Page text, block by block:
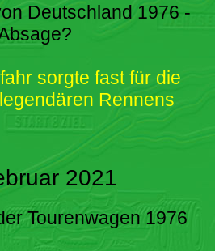
Deutschland 1976 -
sorgte fast für die
Rennens
2021
Tourenwagen 1976